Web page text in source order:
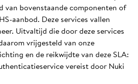
van bovenstaande componenten of
aanbod. Deze services vallen
Uitvaltijd die door deze services
vrijgesteld van onze
en de reikwijdte van deze SLA:
vereist door Nuki